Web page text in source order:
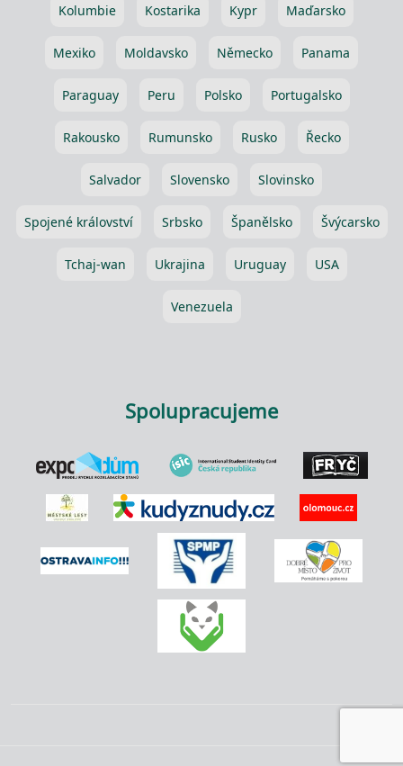
Kolumbie Kostarika Kypr Maďarsko
Mexiko Moldavsko Německo Panama
Paraguay Peru Polsko Portugalsko
Rakousko Rumunsko Rusko Řecko
Salvador Slovensko Slovinsko
Spojené království Srbsko Španělsko Švýcarsko
Tchaj-wan Ukrajina Uruguay USA
Venezuela
Spolupracujeme